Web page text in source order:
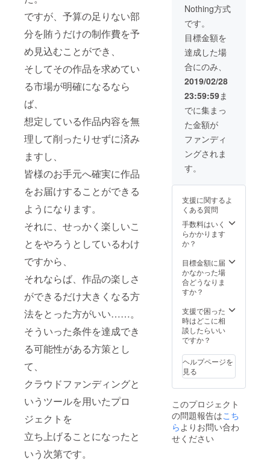
ですが、予算の足りない部
分を賄うだけの制作費を予
め見込むことができ、
そしてその作品を求めてい
る市場が明確になるなら
ば、
想定している作品内容を無
理して削ったりせずに済み
ますし、
皆様のお手元へ確実に作品
をお届けすることができる
ようになります。
それに、せっかく楽しいこ
とをやろうとしているわけ
ですから、
それならば、作品の楽しさ
ができるだけ大きくなる方
法をとった方がいい……。
そういった条件を達成でき
る可能性がある方策とし
て、
クラウドファンディングと
いうツールを用いたプロ
ジェクトを
立ち上げることになったと
いう次第です。
7-B」
を
お届け
⑦オ
リジナ
ルＡ４
アクリ
ルプ
レート
⑧超
ビッグ
布ポス
ター（※
サイ
×250c
みわべ
さくら
さんサ
イン入
イラス
ト色紙
（※絵
きませ
ん）
トにお
（順不
同／
コース
の記載
なし）
④Ｃ
Ｆ限定
着せ替
えジャ
ケット
⑥ド
ラマＣ
Ｄ製品
A」
7-B」
&「Vol.
7-C」
を
リジナ
ルＡ４
アクリ
⑧超
ビッグ
布ポス
ター（※
ズ：約
150cm
×250c
m） ⑩
書き下
ろしオ
リジナ
ルＳＳ
（※実際
Nothing方式
です。
目標金額を
達成した場
合にのみ、
2019/02/28
23:59:59ま
でに集まっ
た金額が
ファンディ
ングされま
す。
支援に関するよ
くある質問
手数料はいく
らかかります
か？
目標金額に届
かなかった場
合どうなりま
すか？
支援で困った
時はどこに相
談したらいい
ですか？
ヘルプページを
見る
このプロジェクト
の問題報告はこち
らよりお問い合わ
せください